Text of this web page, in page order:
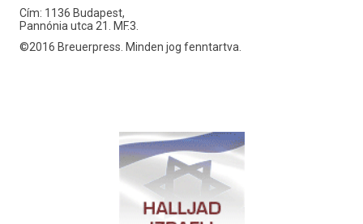
Cím: 1136 Budapest,
Pannónia utca 21. MF.3.
©2016 Breuerpress. Minden jog fenntartva.